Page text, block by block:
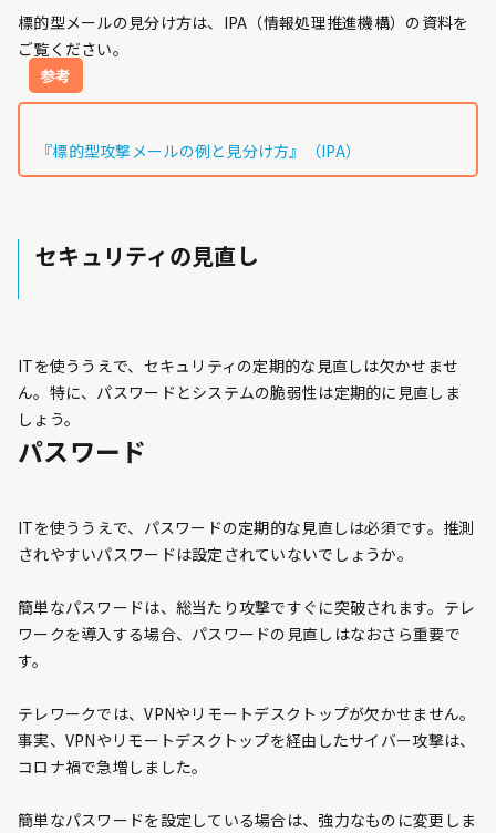
標的型メールの見分け方は、IPA（情報処理推進機構）の資料を
ご覧ください。
参考
『標的型攻撃メールの例と見分け方』（IPA）
セキュリティの見直し
ITを使ううえで、セキュリティの定期的な見直しは欠かせませ
ん。特に、パスワードとシステムの脆弱性は定期的に見直しま
しょう。
パスワード
ITを使ううえで、パスワードの定期的な見直しは必須です。推測
されやすいパスワードは設定されていないでしょうか。
簡単なパスワードは、総当たり攻撃ですぐに突破されます。テレ
ワークを導入する場合、パスワードの見直しはなおさら重要で
す。
テレワークでは、VPNやリモートデスクトップが欠かせません。
事実、VPNやリモートデスクトップを経由したサイバー攻撃は、
コロナ禍で急増しました。
簡単なパスワードを設定している場合は、強力なものに変更しま